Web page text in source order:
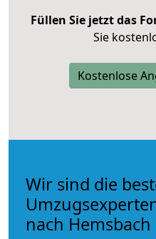
Füllen Sie jetzt das
Sie
Kostenlose
Wir sind die
nach Hemsbach